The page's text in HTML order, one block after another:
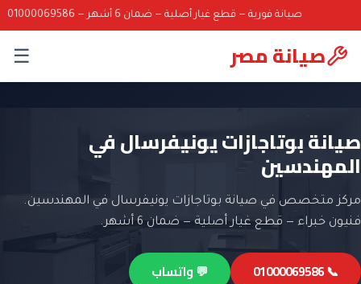
صيانة فورية — قطع غيار أصلية — ضمان 6 أشهر — 01000069586
صيانة مصر ☰
صيانة بوتاجازات يونيفرسال في
المهندسين
مركز متخصص في صيانة بوتاجازات يونيفرسال في المهندسين.
فنيون خبراء — قطع غيار أصلية — ضمان 6 أشهر.
📞 01000069586 💬 واتساب